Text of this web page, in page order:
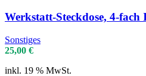
Werkstatt-Steckdose, 4-
Sonstiges
25,00 €
inkl. 19 % MwSt.